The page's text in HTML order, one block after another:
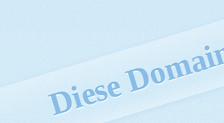
Diese